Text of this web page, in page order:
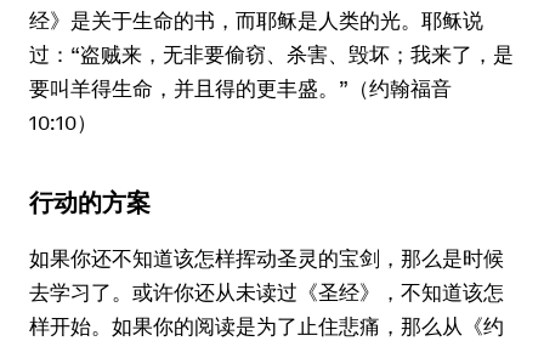
经》是关于生命的书，而耶稣是人类的光。耶稣说
过：“盗贼来，无非要偷窃、杀害、毁坏；我来了，是
要叫羊得生命，并且得的更丰盛。”（约翰福音
10:10）
行动的方案
如果你还不知道该怎样挥动圣灵的宝剑，那么是时候
去学习了。或许你还从未读过《圣经》，不知道该怎
样开始。如果你的阅读是为了止住悲痛，那么从《约